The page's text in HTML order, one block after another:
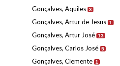
Gonçalves, Aquiles 3
Gonçalves, Artur de Jesus 1
Gonçalves, Artur José 13
Gonçalves, Carlos José 5
Gonçalves, Clemente 1